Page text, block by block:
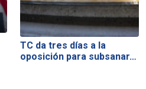
TC da tres días a la
oposición para subsanar…